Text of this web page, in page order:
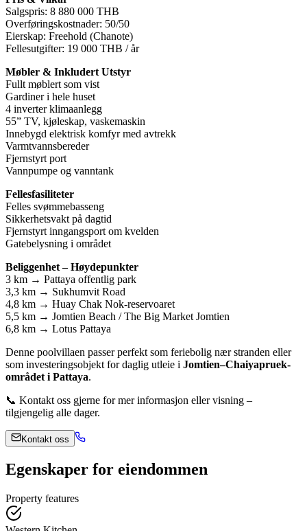
Salgspris: 8 880 000 THB
Overføringskostnader: 50/50
Eierskap: Freehold (Chanote)
Fellesutgifter: 19 000 THB / år
Møbler & Inkludert Utstyr
Fullt møblert som vist
Gardiner i hele huset
4 inverter klimaanlegg
55” TV, kjøleskap, vaskemaskin
Innebygd elektrisk komfyr med avtrekk
Varmtvannsbereder
Fjernstyrt port
Vannpumpe og vanntank
Fellesfasiliteter
Felles svømmebasseng
Sikkerhetsvakt på dagtid
Fjernstyrt inngangsport om kvelden
Gatebelysning i området
Beliggenhet – Høydepunkter
3 km → Pattaya offentlig park
3,3 km → Sukhumvit Road
4,8 km → Huay Chak Nok-reservoaret
5,5 km → Jomtien Beach / The Big Market Jomtien
6,8 km → Lotus Pattaya
Denne poolvillaen passer perfekt som feriebolig nær stranden eller
som investeringsobjekt for daglig utleie i Jomtien–Chaiyapruek-
området i Pattaya.
📞 Kontakt oss gjerne for mer informasjon eller visning –
tilgjengelig alle dager.
Kontakt oss
Egenskaper for eiendommen
Property features